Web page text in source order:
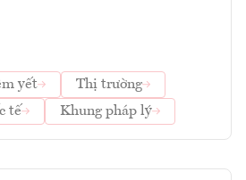
yết
Thị trường
tế Khung pháp lý